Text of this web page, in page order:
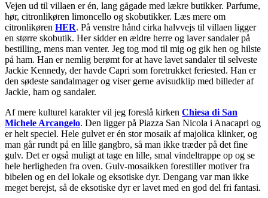
Vejen ud til villaen er én, lang gågade med lækre butikker. Parfume,
hør, citronlikøren limoncello og skobutikker. Læs mere om
citronlikøren HER. På venstre hånd cirka halvvejs til villaen ligger
en større skobutik. Her sidder en ældre herre og laver sandaler på
bestilling, mens man venter. Jeg tog mod til mig og gik hen og hilste
på ham. Han er nemlig berømt for at have lavet sandaler til selveste
Jackie Kennedy, der havde Capri som foretrukket feriested. Han er
den sødeste sandalmager og viser gerne avisudklip med billeder af
Jackie, ham og sandaler.
Af mere kulturel karakter vil jeg foreslå kirken Chiesa di San
Michele Arcangelo. Den ligger på Piazza San Nicola i Anacapri og
er helt speciel. Hele gulvet er én stor mosaik af majolica klinker, og
man går rundt på en lille gangbro, så man ikke træder på det fine
gulv. Det er også muligt at tage en lille, smal vindeltrappe op og se
hele herligheden fra oven. Gulv-mosaikken forestiller motiver fra
bibelen og en del lokale og eksotiske dyr. Dengang var man ikke
meget berejst, så de eksotiske dyr er lavet med en god del fri fantasi.